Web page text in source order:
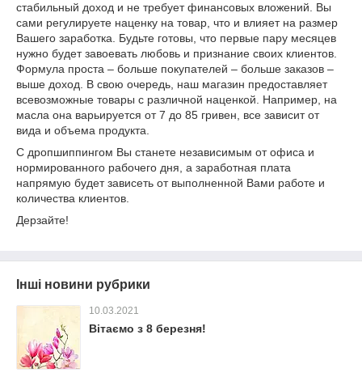
стабильный доход и не требует финансовых вложений. Вы
сами регулируете наценку на товар, что и влияет на размер
Вашего заработка. Будьте готовы, что первые пару месяцев
нужно будет завоевать любовь и признание своих клиентов.
Формула проста – больше покупателей – больше заказов –
выше доход. В свою очередь, наш магазин предоставляет
всевозможные товары с различной наценкой. Например, на
масла она варьируется от 7 до 85 гривен, все зависит от
вида и объема продукта.
С дропшиппингом Вы станете независимым от офиса и
нормированного рабочего дня, а заработная плата
напрямую будет зависеть от выполненной Вами работе и
количества клиентов.
Дерзайте!
Інші новини рубрики
10.03.2021
Вітаємо з 8 березня!